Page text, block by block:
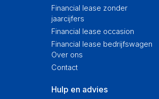
Financial lease zonder
jaarcijfers
Financial lease occasion
Financial lease bedrijfswagen
Over ons
Contact
Hulp en advies